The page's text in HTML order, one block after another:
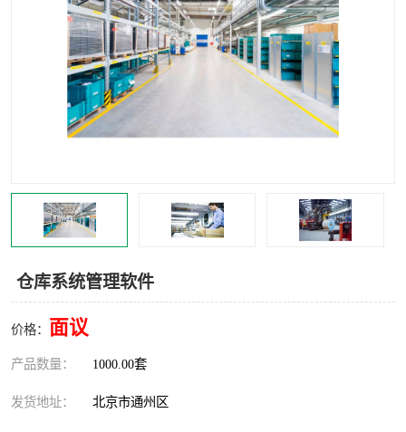
仓库系统管理软件
价格： 面议
产品数量： 1000.00套
发货地址： 北京市通州区
码上用条码管理 扫码系统
工厂ERP软件 制造业ERP系统
工厂ERP系统 皮具厂erp系统
玩具厂erp系统 五金厂erp系统
小工厂erp系统 印染厂erp系统
印刷厂erp系统
制衣厂erp系统